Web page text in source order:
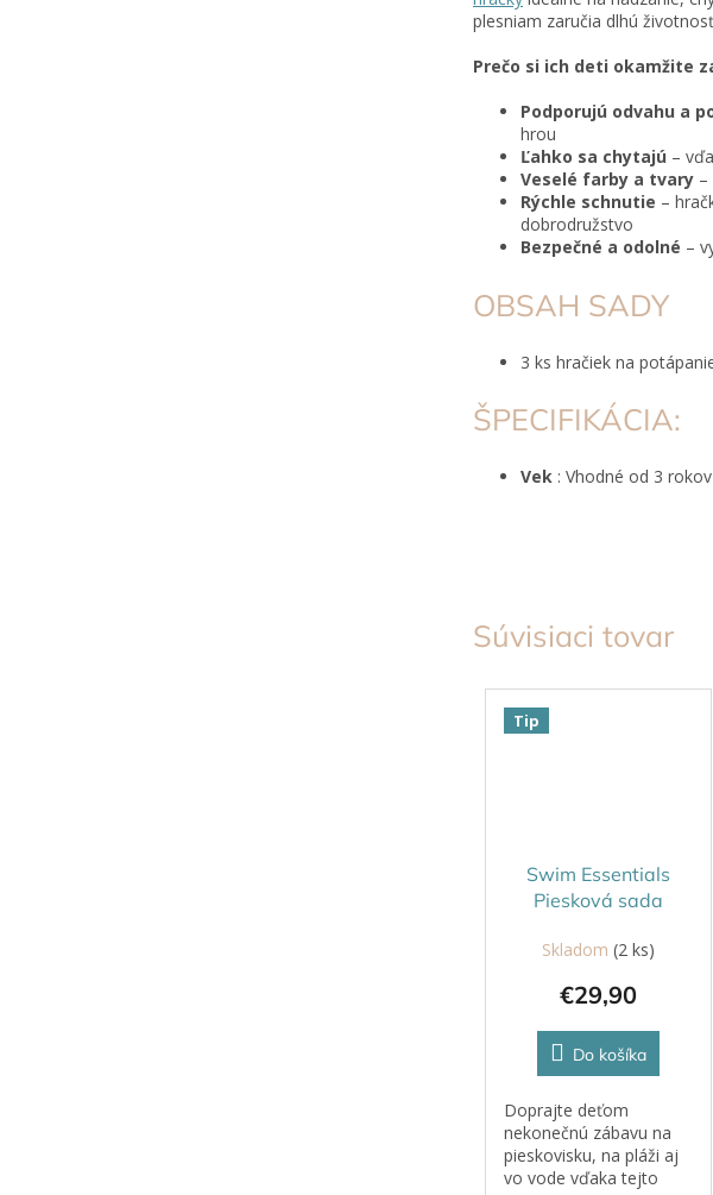
Súvisiaci tovar
Tip
Swim Essentials
Piesková sada
Skladom (2 ks)
€29,90
Do košíka
Doprajte deťom
nekonečnú zábavu na
pieskovisku, na pláži aj
vo vode vďaka tejto
plesniam zaručia dlhú životnosť
Prečo si ich deti okamžite
Podporujú odvahu a
hrou
Ľahko sa chytajú –
Veselé farby a tvary
Rýchle schnutie –
dobrodružstvo
Bezpečné a odolné –
OBSAH SADY
3 ks hračiek na
ŠPECIFIKÁCIA:
Vek : Vhodné od 3 rokov